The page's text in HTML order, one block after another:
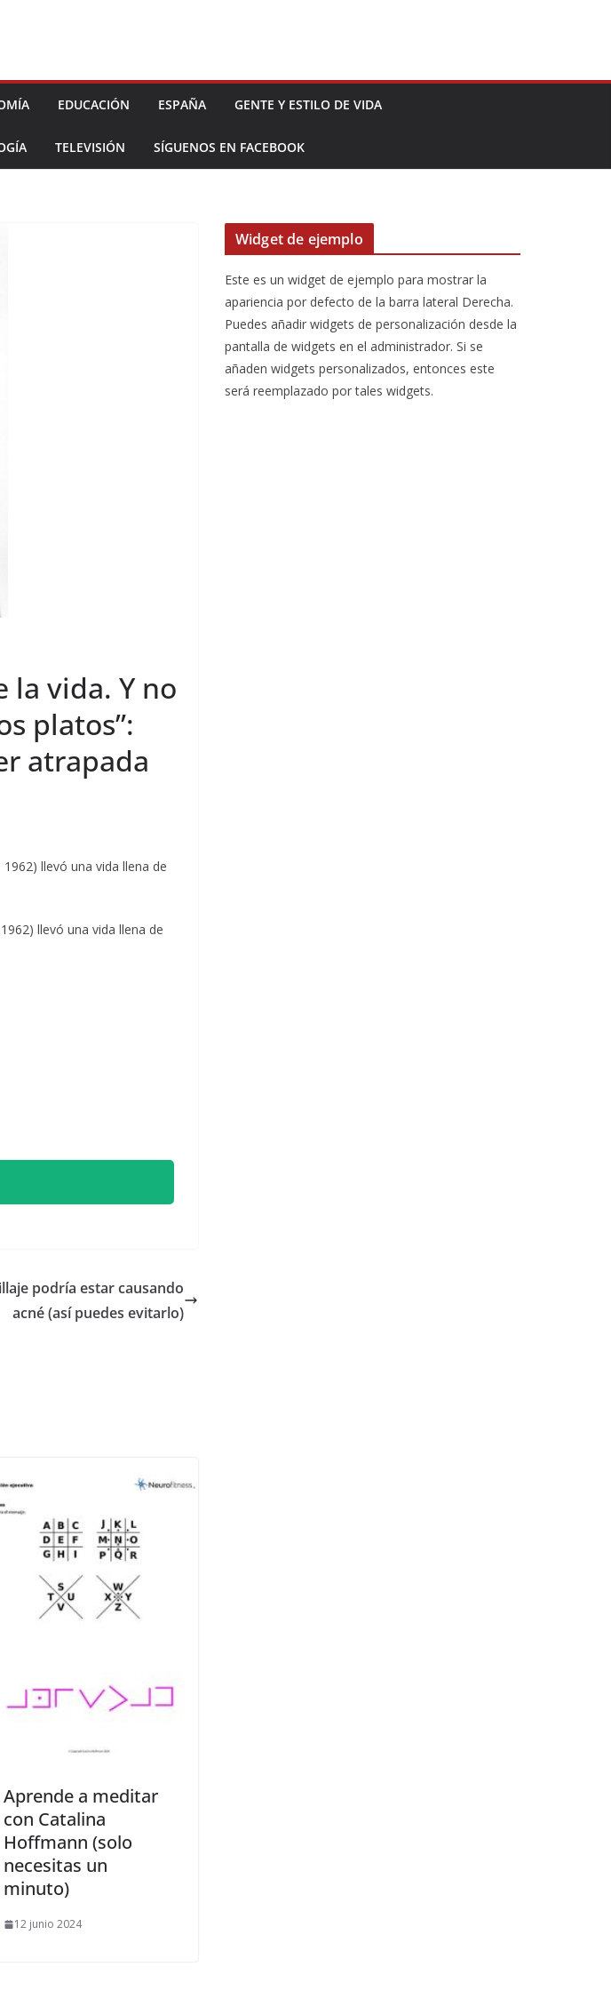
EDUCACIÓN ESPAÑA GENTE Y ESTILO DE VIDA
TELEVISIÓN SÍGUENOS EN FACEBOOK
la vida. Y no
platos”:
atrapada
llevó una vida llena de
llevó una vida llena de
podría estar causando
acné (así puedes evitarlo)
​Aprende a meditar
con Catalina
Hoffmann (solo
necesitas un
minuto)
12 junio 2024
Widget de ejemplo
Este es un widget de ejemplo para mostrar la
apariencia por defecto de la barra lateral Derecha.
Puedes añadir widgets de personalización desde la
pantalla de widgets en el administrador. Si se
añaden widgets personalizados, entonces este
será reemplazado por tales widgets.